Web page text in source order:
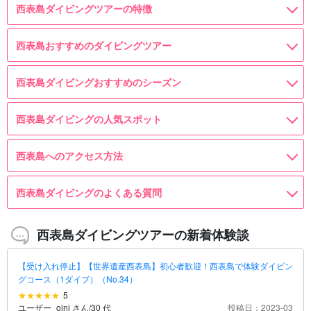
西表島ダイビングツアーの特徴
西表島おすすめのダイビングツアー
西表島ダイビングおすすめのシーズン
西表島ダイビングの人気スポット
西表島へのアクセス方法
西表島ダイビングのよくある質問
西表島ダイビングツアーの新着体験談
【受け入れ停止】【世界遺産西表島】初心者歓迎！西表島で体験ダイビン
グコース（1ダイブ）（No.34）
5
ユーザー_ojnj さん/30 代 投稿日：2023-03